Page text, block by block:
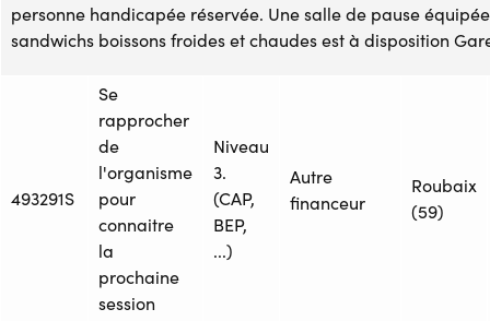
personne handicapée réservée. Une salle de pause
sandwichs boissons froides et chaudes est à disposition
493291S
Se
rapprocher
de
l'organisme
pour
connaitre
la
prochaine
session
Niveau
3.
(CAP,
BEP,
...)
Autre
financeur
Roubaix
(59)